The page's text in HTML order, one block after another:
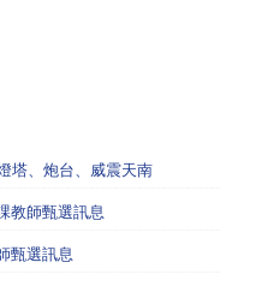
塔、炮台、威震天南
教師甄選訊息
甄選訊息